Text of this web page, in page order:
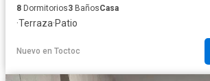
8 Dormitorios3 BañosCasa
·Terraza·Patio
Nuevo en Toctoc